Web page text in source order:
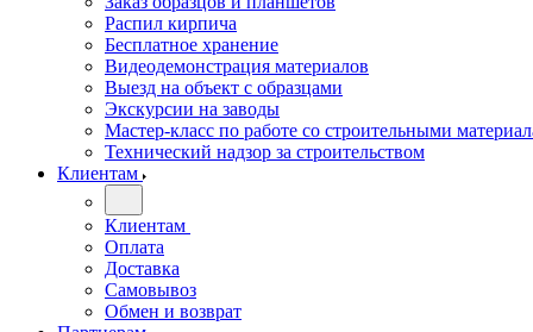
Распил кирпича
Бесплатное хранение
Видеодемонстрация материалов
Выезд на объект с образцами
Экскурсии на заводы
Мастер-класс по работе со строительными
Технический надзор за строительством
Клиентам
Клиентам
Оплата
Доставка
Самовывоз
Обмен и возврат